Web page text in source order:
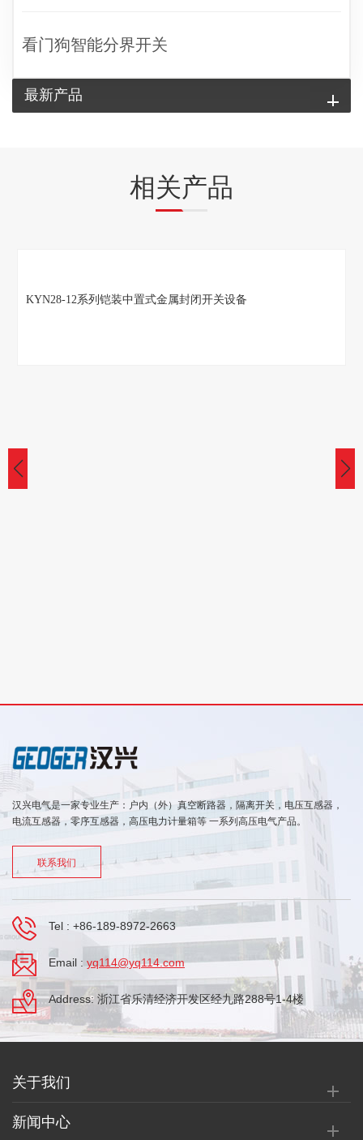
看门狗智能分界开关
最新产品
相关产品
KYN28-12系列铠装中置式金属封闭开关设备
汉兴电气是一家专业生产：户内（外）真空断路器，隔离开关，电压互感器，
电流互感器，零序互感器，高压电力计量箱等 一系列高压电气产品。
联系我们
Tel : +86-189-8972-2663
Email : yq114@yq114.com
Address: 浙江省乐清经济开发区经九路288号1-4楼
关于我们
新闻中心